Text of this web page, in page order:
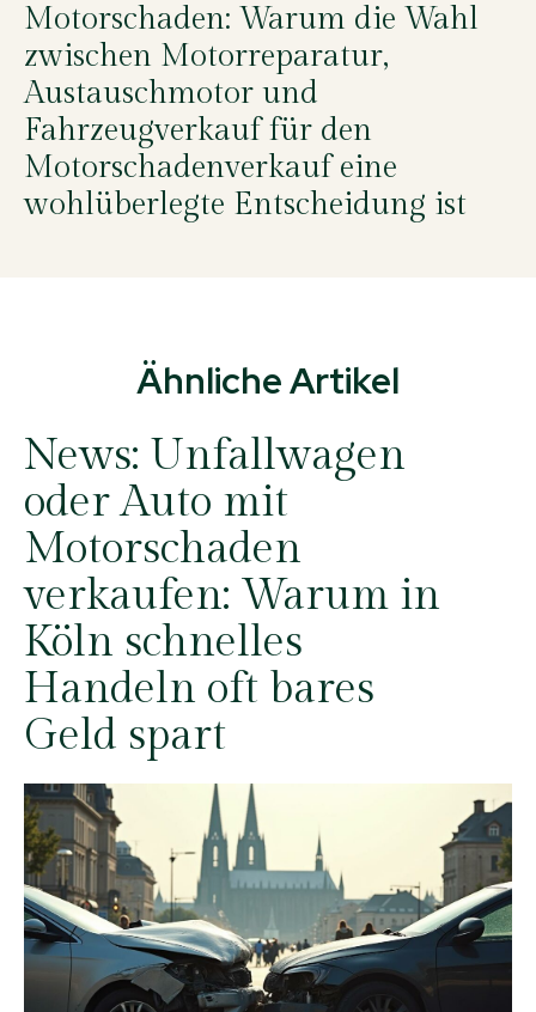
Motorschaden: Warum die Wahl
zwischen Motorreparatur,
Austauschmotor und
Fahrzeugverkauf für den
Motorschadenverkauf eine
wohlüberlegte Entscheidung ist
Ähnliche Artikel
News: Unfallwagen
oder Auto mit
Motorschaden
verkaufen: Warum in
Köln schnelles
Handeln oft bares
Geld spart